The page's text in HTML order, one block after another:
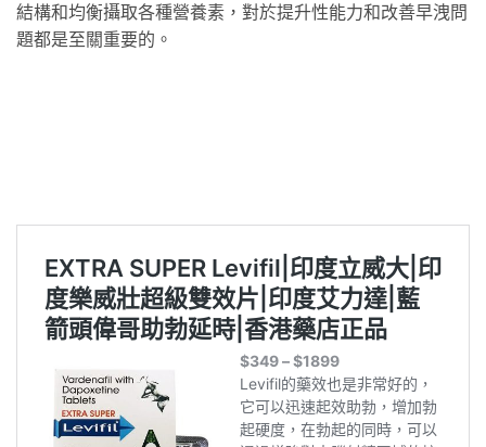
結構和均衡攝取各種營養素，對於提升性能力和改善早洩問
題都是至關重要的。